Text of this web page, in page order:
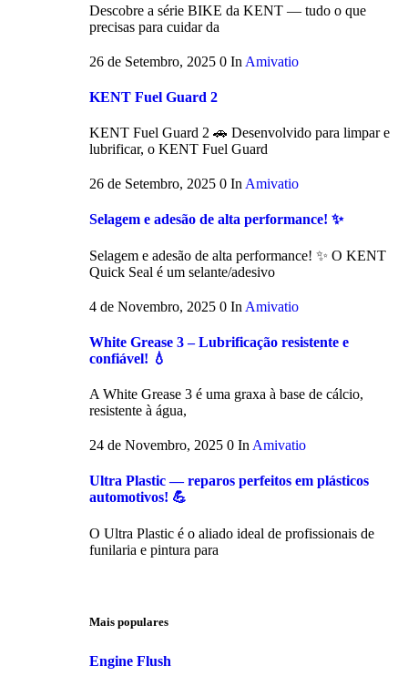
Descobre a série BIKE da KENT — tudo o que
precisas para cuidar da
26 de Setembro, 2025 0 In Amivatio
KENT Fuel Guard 2
KENT Fuel Guard 2 🚗 Desenvolvido para limpar e
lubrificar, o KENT Fuel Guard
26 de Setembro, 2025 0 In Amivatio
Selagem e adesão de alta performance! ✨
Selagem e adesão de alta performance! ✨ O KENT
Quick Seal é um selante/adesivo
4 de Novembro, 2025 0 In Amivatio
White Grease 3 – Lubrificação resistente e
confiável! 💧
A White Grease 3 é uma graxa à base de cálcio,
resistente à água,
24 de Novembro, 2025 0 In Amivatio
Ultra Plastic — reparos perfeitos em plásticos
automotivos! 💪
O Ultra Plastic é o aliado ideal de profissionais de
funilaria e pintura para
Mais populares
Engine Flush